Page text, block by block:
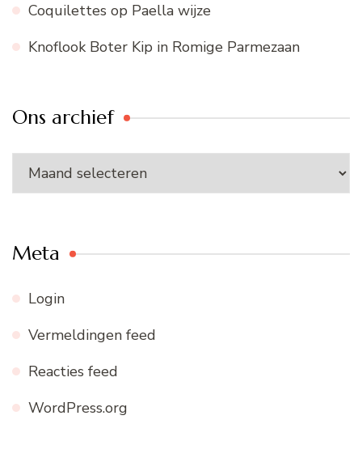
Coquilettes op Paella wijze
Knoflook Boter Kip in Romige Parmezaan
Ons archief
Ons
archief
Meta
Login
Vermeldingen feed
Reacties feed
WordPress.org